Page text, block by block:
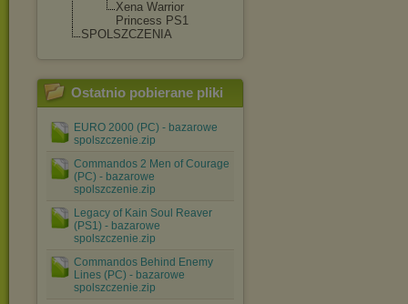
Xena Warrior
Princess PS1
SPOLSZCZENIA
Ostatnio pobierane pliki
EURO 2000 (PC) - bazarowe
spolszczenie.zip
Commandos 2 Men of Courage
(PC) - bazarowe
spolszczenie.zip
Legacy of Kain Soul Reaver
(PS1) - bazarowe
spolszczenie.zip
Commandos Behind Enemy
Lines (PC) - bazarowe
spolszczenie.zip